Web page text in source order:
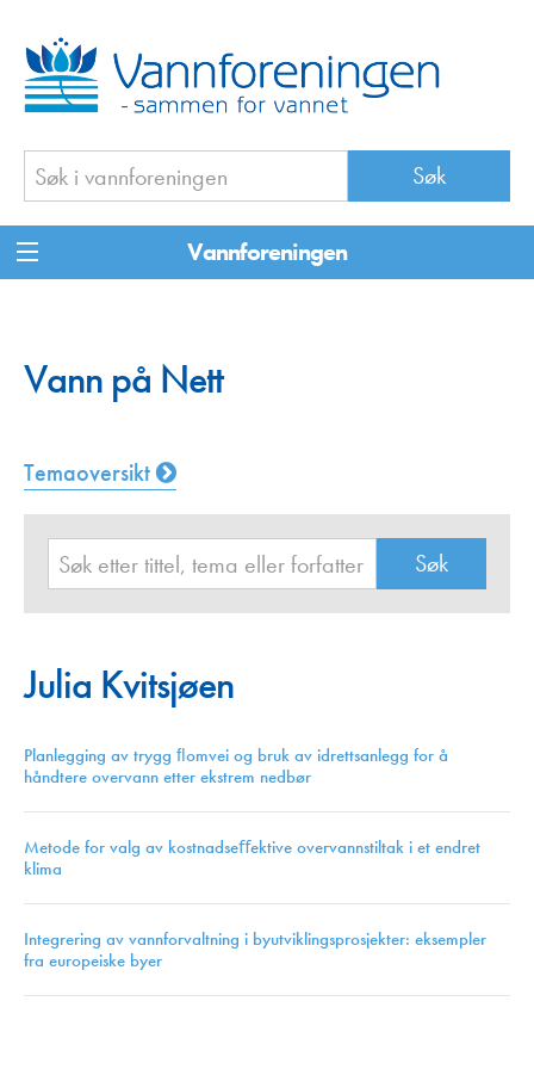
Vannforeningen
Vann på Nett
Temaoversikt
Julia Kvitsjøen
Planlegging av trygg ﬂomvei og bruk av idrettsanlegg for å
håndtere overvann etter ekstrem nedbør
Metode for valg av kostnadseﬀektive overvannstiltak i et endret
klima
Integrering av vannforvaltning i byutviklingsprosjekter: eksempler
fra europeiske byer